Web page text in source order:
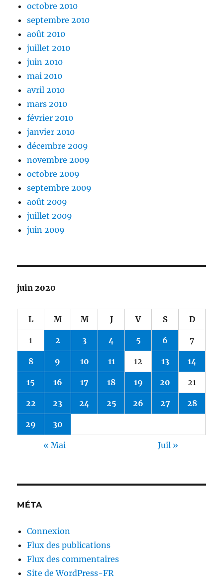
octobre 2010
septembre 2010
août 2010
juillet 2010
juin 2010
mai 2010
avril 2010
mars 2010
février 2010
janvier 2010
décembre 2009
novembre 2009
octobre 2009
septembre 2009
août 2009
juillet 2009
juin 2009
juin 2020
L M M J V S D
1 2 3 4 5 6 7
8 9 10 11 12 13 14
15 16 17 18 19 20 21
22 23 24 25 26 27 28
29 30
« Mai Juil »
MÉTA
Connexion
Flux des publications
Flux des commentaires
Site de WordPress-FR